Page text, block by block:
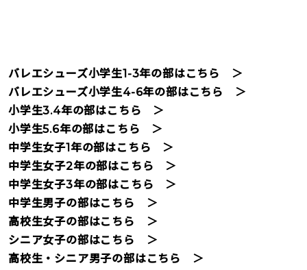
バレエシューズ小学生1-3年の部はこちら ＞
バレエシューズ小学生4-6年の部はこちら ＞
小学生3.4年の部はこちら ＞
小学生5.6年の部はこちら ＞
中学生女子1年の部はこちら ＞
中学生女子2年の部はこちら ＞
中学生女子3年の部はこちら ＞
中学生男子の部はこちら ＞
高校生女子の部はこちら ＞
シニア女子の部はこちら ＞
高校生・シニア男子の部はこちら ＞